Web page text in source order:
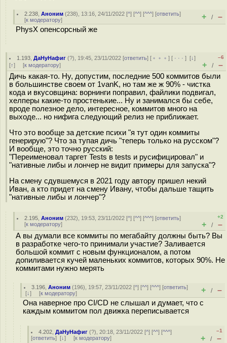
2.238 ,Аноним (238), 13:16, 24/11/2022 [^] [^^] [^^^] [ответить]
[к модератору] + / –
PhysX опенсорсный же
1.193 ,ДаНуНафиг (?), 19:45, 23/11/2022 [ответить] [ ﹢﹢﹢] [ · · ·][↓]
[↑] [к модератору]
–6
+ / –
Дичь какая-то. Ну, допустим, последние 500 коммитов были
в большинстве своем от 1vanK, но там же ж 90% - чистка
кода и вкусовщина: ворнинги поправил, файлики подвигал,
хелперы какие-то простенькие... Ну и занимался бы себе,
вроде полезное дело, интересное, коммитов много на
выходе... но нифига следующий релиз не приближает.
Что это вообще за детские психи "я тут один коммиты
генерирую"? Что за тупая дичь "теперь только на русском"?
И вообще, это точно русский:
"Переименовал таргет Tests в tests и русифицировал" и
"нативные либы и лончер не видит примеры для запуска"?
На смену сдувшемуся в 2021 году автору пришел некий
Иван, а кто придет на смену Ивану, чтобы дальше тащить
"нативные либы и лончер"?
2.195 ,Аноним (232), 19:53, 23/11/2022 [^] [^^] [^^^] [ответить]
[к модератору]
+2
+ / –
А вы думали все коммиты по мегабайту должны быть? Вы
в разработке чего-то принимали участие? Заливается
большой коммит с новым функционалом, а потом
допиливается кучей маленьких коммитов, которых 90%. Не
коммитами нужно мерять
3.196 ,Аноним (196), 19:57, 23/11/2022 [^] [^^] [^^^] [ответить]
[↓] [к модератору] + / –
Она наверное про CI/CD не слышал и думает, что с
каждым коммитом пол движка переписывается
4.202 ,ДаНуНафиг (?), 20:18, 23/11/2022 [^] [^^] [^^^]
[ответить] [↓] [к модератору]
–1
+ / –